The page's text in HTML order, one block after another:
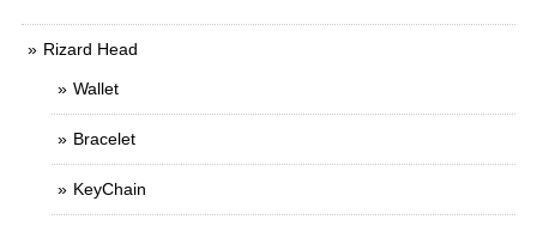
Rizard Head
Wallet
Bracelet
KeyChain